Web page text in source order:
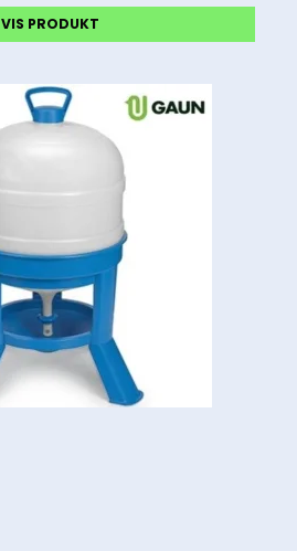
VIS PRODUKT